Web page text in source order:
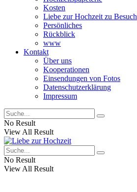
Kosten
Liebe zur Hochzeit zu Besuch
Persönliches
Rückblick
www
Kontakt
Über uns
Kooperationen
Einsendungen von Fotos
Datenschutzerklärung
Impressum
No Result
View All Result
No Result
View All Result